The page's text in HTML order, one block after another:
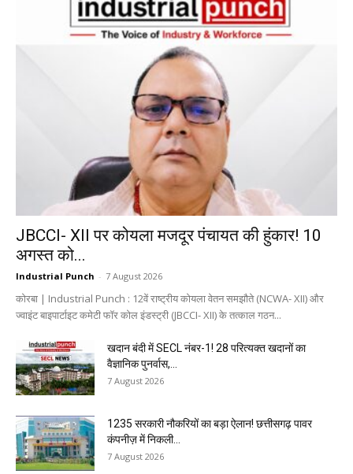
JBCCI- XII पर कोयला मजदूर पंचायत की हुंकार! 10
अगस्त को...
Industrial Punch - 7 August 2026
कोरबा | Industrial Punch : 12वें राष्ट्रीय कोयला वेतन समझौते (NCWA- XII) और
ज्वाइंट बाइपार्टाइट कमेटी फॉर कोल इंडस्ट्री (JBCCI- XII) के तत्काल गठन...
खदान बंदी में SECL नंबर-1! 28 परित्यक्त खदानों का
वैज्ञानिक पुनर्वास,...
7 August 2026
1235 सरकारी नौकरियों का बड़ा ऐलान! छत्तीसगढ़ पावर
कंपनीज़ में निकली...
7 August 2026